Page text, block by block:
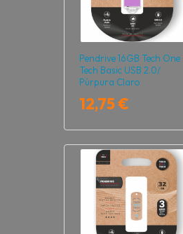
Pendrive 16GB Tech One
Tech Basic USB 2.0/
Púrpura Claro
12,75 €